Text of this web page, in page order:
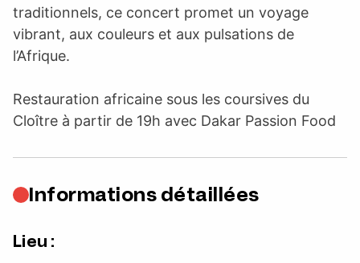
traditionnels, ce concert promet un voyage
vibrant, aux couleurs et aux pulsations de
l’Afrique.
Restauration africaine sous les coursives du
Cloître à partir de 19h avec Dakar Passion Food
Informations détaillées
Lieu :